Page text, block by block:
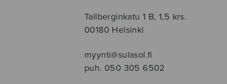
Tallberginkatu 1 B, 1,5 krs.
00180 Helsinki
myynti@sulasol.fi
puh. 050 305 6502